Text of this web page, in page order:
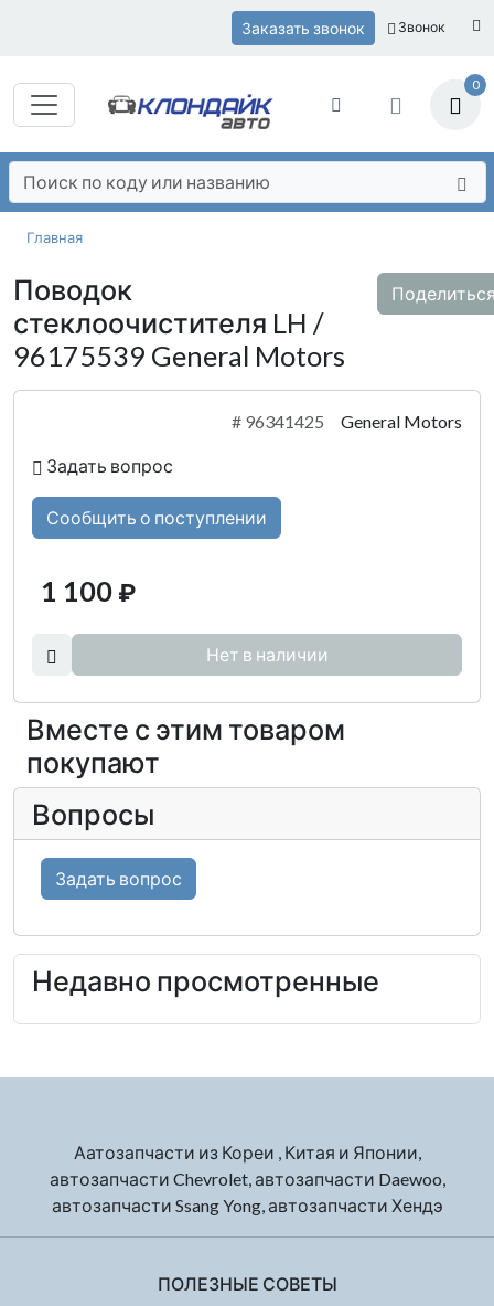
Заказать звонок Звонок
0
Главная
Поводок
стеклоочистителя LH /
96175539 General Motors
# 96341425 General Motors
Задать вопрос
Сообщить о поступлении
1 100 ₽
Нет в наличии
Вместе с этим товаром
покупают
Вопросы
Задать вопрос
Недавно просмотренные
Аатозапчасти из Кореи , Китая и Японии,
автозапчасти Chevrolet, автозапчасти Daewoo,
автозапчасти Ssang Yong, автозапчасти Хендэ
ПОЛЕЗНЫЕ СОВЕТЫ